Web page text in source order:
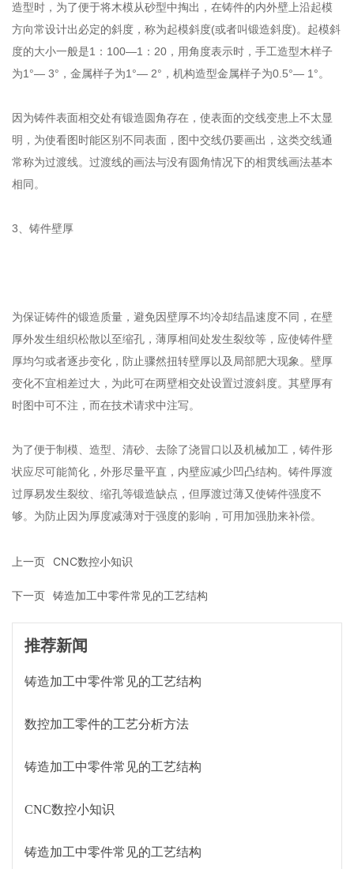
造型时，为了便于将木模从砂型中掏出，在铸件的内外壁上沿起模
方向常设计出必定的斜度，称为起模斜度(或者叫锻造斜度)。起模斜
度的大小一般是1：100—1：20，用角度表示时，手工造型木样子
为1°— 3°，金属样子为1°— 2°，机构造型金属样子为0.5°— 1°。
因为铸件表面相交处有锻造圆角存在，使表面的交线变患上不太显
明，为使看图时能区别不同表面，图中交线仍要画出，这类交线通
常称为过渡线。过渡线的画法与没有圆角情况下的相贯线画法基本
相同。
3、铸件壁厚
为保证铸件的锻造质量，避免因壁厚不均冷却结晶速度不同，在壁
厚外发生组织松散以至缩孔，薄厚相间处发生裂纹等，应使铸件壁
厚均匀或者逐步变化，防止骤然扭转壁厚以及局部肥大现象。壁厚
变化不宜相差过大，为此可在两壁相交处设置过渡斜度。其壁厚有
时图中可不注，而在技术请求中注写。
为了便于制模、造型、清砂、去除了浇冒口以及机械加工，铸件形
状应尽可能简化，外形尽量平直，内壁应减少凹凸结构。铸件厚渡
过厚易发生裂纹、缩孔等锻造缺点，但厚渡过薄又使铸件强度不
够。为防止因为厚度减薄对于强度的影响，可用加强肋来补偿。
上一页 CNC数控小知识
下一页 铸造加工中零件常见的工艺结构
推荐新闻
铸造加工中零件常见的工艺结构
数控加工零件的工艺分析方法
铸造加工中零件常见的工艺结构
CNC数控小知识
铸造加工中零件常见的工艺结构